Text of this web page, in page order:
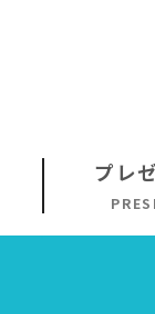
プレ